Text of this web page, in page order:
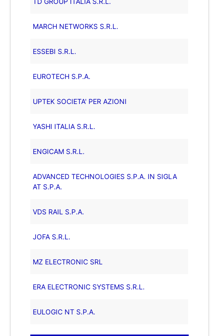
MARCH NETWORKS S.R.L.
ESSEBI S.R.L.
EUROTECH S.P.A.
UPTEK SOCIETA' PER AZIONI
YASHI ITALIA S.R.L.
ENGICAM S.R.L.
ADVANCED TECHNOLOGIES S.P.A. IN SIGLA
AT S.P.A.
VDS RAIL S.P.A.
JOFA S.R.L.
MZ ELECTRONIC SRL
ERA ELECTRONIC SYSTEMS S.R.L.
EULOGIC NT S.P.A.